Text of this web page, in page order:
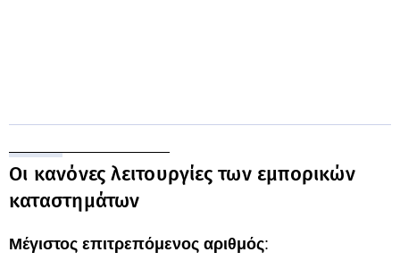
Οι κανόνες λειτουργίες των εμπορικών
καταστημάτων
Μέγιστος επιτρεπόμενος αριθμός: